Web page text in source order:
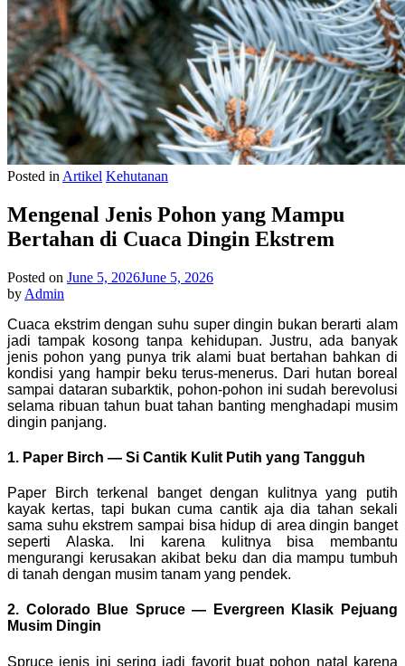
Posted in Artikel Kehutanan
Mengenal Jenis Pohon yang Mampu
Bertahan di Cuaca Dingin Ekstrem
Posted on June 5, 2026June 5, 2026
by Admin
Cuaca ekstrim dengan suhu super dingin bukan berarti alam
jadi tampak kosong tanpa kehidupan. Justru, ada banyak
jenis pohon yang punya trik alami buat bertahan bahkan di
kondisi yang hampir beku terus-menerus. Dari hutan boreal
sampai dataran subarktik, pohon-pohon ini sudah berevolusi
selama ribuan tahun buat tahan banting menghadapi musim
dingin panjang.
1. Paper Birch — Si Cantik Kulit Putih yang Tangguh
Paper Birch terkenal banget dengan kulitnya yang putih
kayak kertas, tapi bukan cuma cantik aja dia tahan sekali
sama suhu ekstrem sampai bisa hidup di area dingin banget
seperti Alaska. Ini karena kulitnya bisa membantu
mengurangi kerusakan akibat beku dan dia mampu tumbuh
di tanah dengan musim tanam yang pendek.
2. Colorado Blue Spruce — Evergreen Klasik Pejuang
Musim Dingin
Spruce jenis ini sering jadi favorit buat pohon natal karena